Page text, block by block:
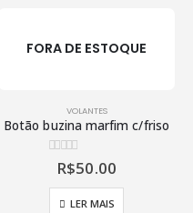
FORA DE ESTOQUE
VOLANTES
Botão buzina marfim c/friso
de 5
R$50.00
LER MAIS